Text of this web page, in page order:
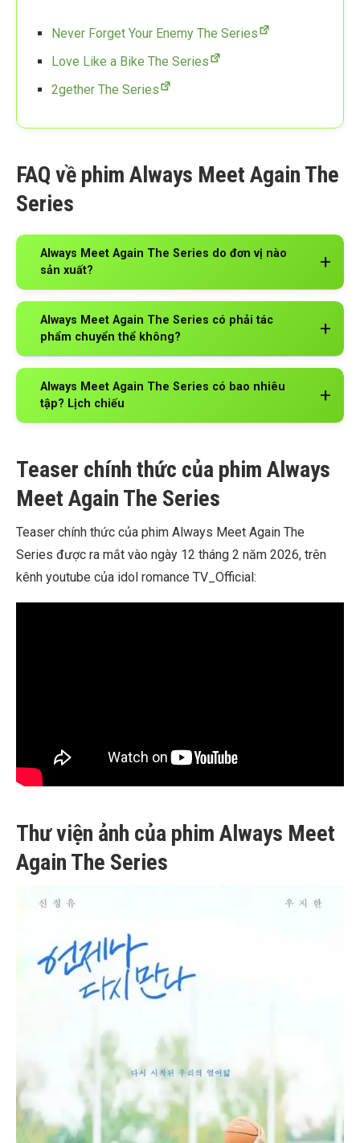
Never Forget Your Enemy The Series
Love Like a Bike The Series
2gether The Series
FAQ về phim Always Meet Again The
Series
Always Meet Again The Series do đơn vị nào
sản xuất?
Always Meet Again The Series có phải tác
phẩm chuyển thể không?
Always Meet Again The Series có bao nhiêu
tập? Lịch chiếu
Teaser chính thức của phim Always
Meet Again The Series
Teaser chính thức của phim Always Meet Again The
Series được ra mắt vào ngày 12 tháng 2 năm 2026, trên
kênh youtube của idol romance TV_Official:
Thư viện ảnh của phim Always Meet
Again The Series